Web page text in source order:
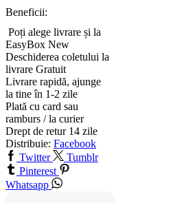
Beneficii:
Poți alege livrare și la
EasyBox New
Deschiderea coletului la
livrare Gratuit
Livrare rapidă, ajunge
la tine în 1-2 zile
Plată cu card sau
ramburs / la curier
Drept de retur 14 zile
Distribuie: Facebook
Twitter
Tumblr
Pinterest
Whatsapp